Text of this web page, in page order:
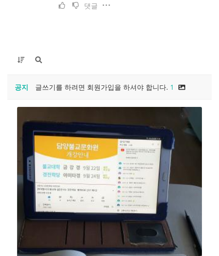
댓글
공지 글쓰기를 하려면 회원가입을 하셔야 합니다. 1